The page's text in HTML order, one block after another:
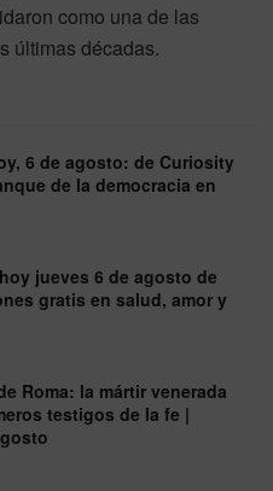
como una de las
últimas décadas.
6 de agosto: de Curiosity
de la democracia en
jueves 6 de agosto de
gratis en salud, amor y
Roma: la mártir venerada
testigos de la fe |